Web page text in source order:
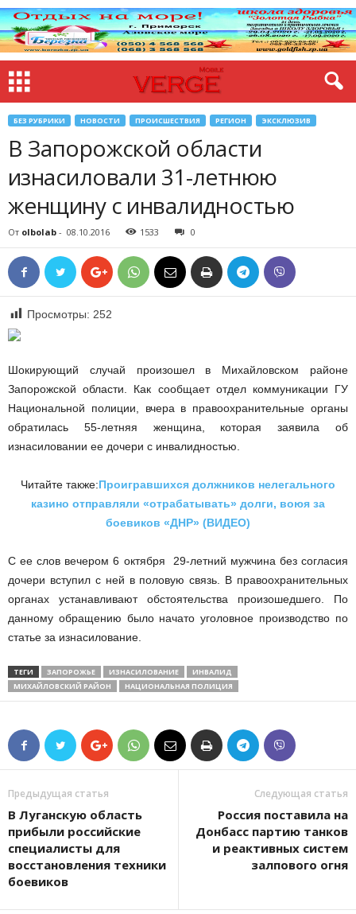
БЕЗ РУБРИКИ НОВОСТИ ПРОИСШЕСТВИЯ РЕГИОН ЭКСКЛЮЗИВ
В Запорожской области
изнасиловали 31-летнюю
женщину с инвалидностью
От olbolab - 08.10.2016 1533 0
Просмотры: 252
Шокирующий случай произошел в Михайловском районе
Запорожской области. Как сообщает отдел коммуникации ГУ
Национальной полиции, вчера в правоохранительные органы
обратилась 55-летняя женщина, которая заявила об
изнасиловании ее дочери с инвалидностью.
Читайте также:Проигравшихся должников нелегального
казино отправляли «отрабатывать» долги, воюя за
боевиков «ДНР» (ВИДЕО)
С ее слов вечером 6 октября 29-летний мужчина без согласия
дочери вступил с ней в половую связь. В правоохранительных
органах устанавливают обстоятельства произошедшего. По
данному обращению было начато уголовное производство по
статье за изнасилование.
ТЕГИ ЗАПОРОЖЬЕ ИЗНАСИЛОВАНИЕ
ИНВАЛИД
МИХАЙЛОВСКИЙ РАЙОН
НАЦИОНАЛЬНАЯ ПОЛИЦИЯ
Предыдущая статья
В Луганскую область
прибыли российские
специалисты для
восстановления техники
боевиков
Следующая статья
Россия поставила на
Донбасс партию танков
и реактивных систем
залпового огня